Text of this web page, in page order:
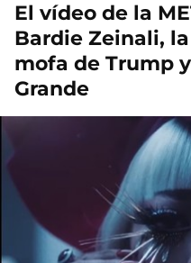
El vídeo de la
Bardie Zeinali,
mofa de Trump
Grande